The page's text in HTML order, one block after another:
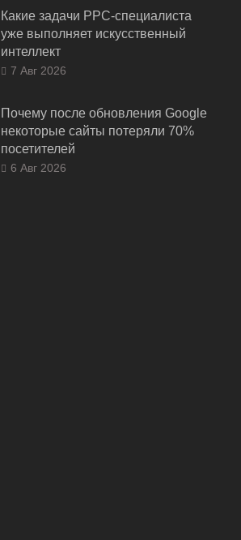
Какие задачи PPC-специалиста
уже выполняет искусственный
интеллект
7 Авг 2026
Почему после обновления Google
некоторые сайты потеряли 70%
посетителей
6 Авг 2026